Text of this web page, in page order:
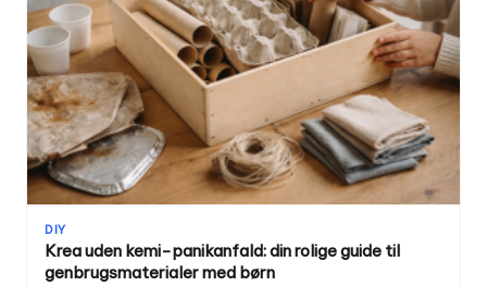
DIY
Krea uden kemi-panikanfald: din rolige guide til
genbrugsmaterialer med børn